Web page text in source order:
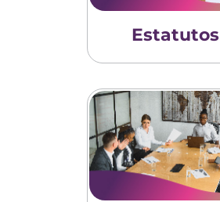
Estatutos